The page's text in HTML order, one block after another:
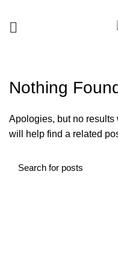
Nothing
Apologies, but no
will help find a related